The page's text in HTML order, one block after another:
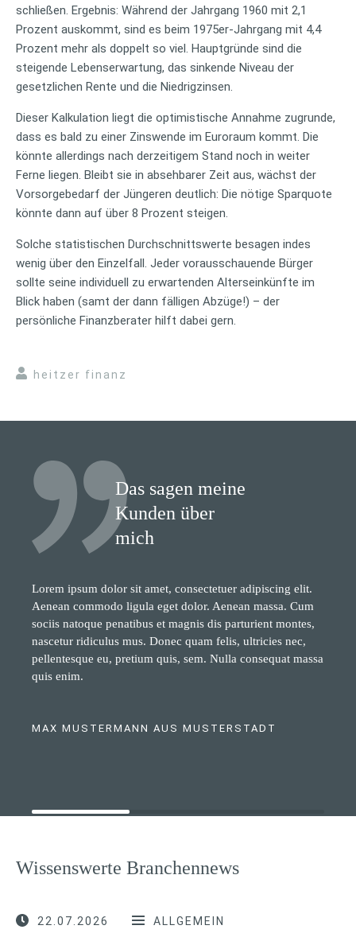
schließen. Ergebnis: Während der Jahrgang 1960 mit 2,1
Prozent auskommt, sind es beim 1975er-Jahrgang mit 4,4
Prozent mehr als doppelt so viel. Hauptgründe sind die
steigende Lebenserwartung, das sinkende Niveau der
gesetzlichen Rente und die Niedrigzinsen.
Dieser Kalkulation liegt die optimistische Annahme zugrunde,
dass es bald zu einer Zinswende im Euroraum kommt. Die
könnte allerdings nach derzeitigem Stand noch in weiter
Ferne liegen. Bleibt sie in absehbarer Zeit aus, wächst der
Vorsorgebedarf der Jüngeren deutlich: Die nötige Sparquote
könnte dann auf über 8 Prozent steigen.
Solche statistischen Durchschnittswerte besagen indes
wenig über den Einzelfall. Jeder vorausschauende Bürger
sollte seine individuell zu erwartenden Alterseinkünfte im
Blick haben (samt der dann fälligen Abzüge!) – der
persönliche Finanzberater hilft dabei gern.
heitzer finanz
Das sagen meine
Kunden über
mich
Lorem ipsum dolor sit amet, consectetuer adipiscing elit.
Aenean commodo ligula eget dolor. Aenean massa. Cum
sociis natoque penatibus et magnis dis parturient montes,
nascetur ridiculus mus. Donec quam felis, ultricies nec,
pellentesque eu, pretium quis, sem. Nulla consequat massa
quis enim.
MAX MUSTERMANN AUS MUSTERSTADT
Wissenswerte Branchennews
22.07.2026 ALLGEMEIN